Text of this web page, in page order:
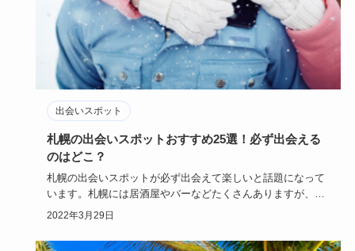
出会いスポット
札幌の出会いスポットおすすめ25選！必ず出会える
のはどこ？
札幌の出会いスポットが必ず出会えて楽しいと話題になって
います。札幌には居酒屋やバーなどたくさんありますが、ど
んな出会いスポ…
2022年3月29日